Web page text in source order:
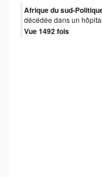
Afrique du sud-
décédée dans un
Vue 1492 fois